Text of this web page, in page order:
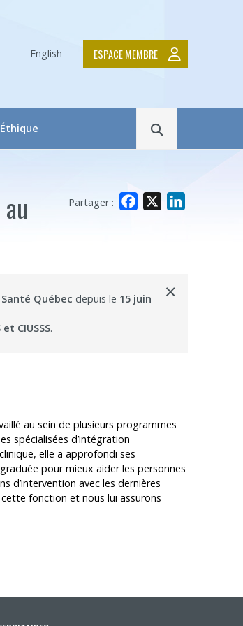
English ESPACE MEMBRE
Éthique
en éthique de la recherche
Partager : Facebook
Santé Québec depuis le 15 juin
et CIUSSS.
×
au sein de plusieurs programmes
spécialisées d’intégration
elle a approfondi ses
pour mieux aider les personnes
d’intervention avec les dernières
fonction et nous lui assurons
dans une nouvelle fenêtre"